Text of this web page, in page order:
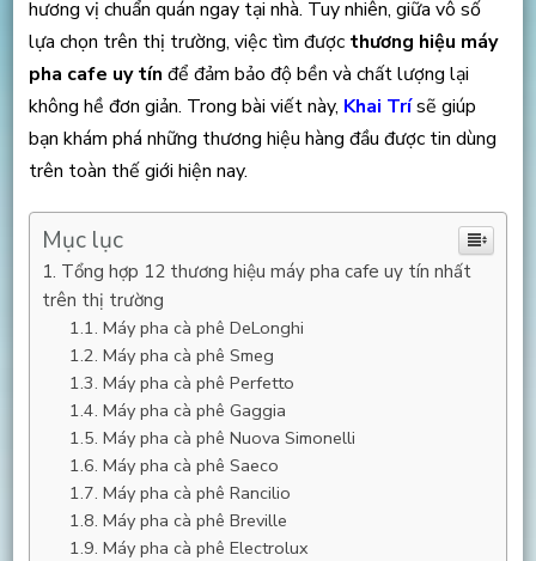
hương vị chuẩn quán ngay tại nhà. Tuy nhiên, giữa vô số
lựa chọn trên thị trường, việc tìm được thương hiệu máy
pha cafe uy tín để đảm bảo độ bền và chất lượng lại
không hề đơn giản. Trong bài viết này, Khai Trísẽ giúp
bạn khám phá những thương hiệu hàng đầu được tin dùng
trên toàn thế giới hiện nay.
Mục lục
Tổng hợp 12 thương hiệu máy pha cafe uy tín nhất
trên thị trường
Máy pha cà phê DeLonghi
Máy pha cà phê Smeg
Máy pha cà phê Perfetto
Máy pha cà phê Gaggia
Máy pha cà phê Nuova Simonelli
Máy pha cà phê Saeco
Máy pha cà phê Rancilio
Máy pha cà phê Breville
Máy pha cà phê Electrolux